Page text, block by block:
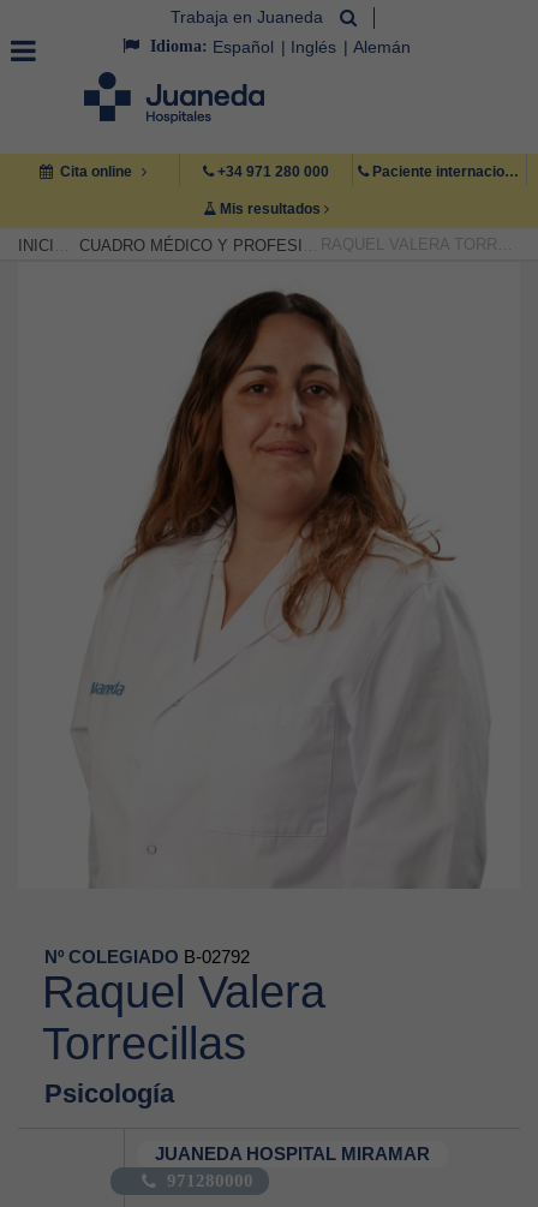
Trabaja en Juaneda
Idioma: Español Inglés Alemán
Cita online +34 971 280 000 Paciente internacional +34 971 222 222
Mis resultados
INICIO CUADRO MÉDICO Y PROFESIONAL RAQUEL VALERA TORRECILLAS
Nº COLEGIADO B-02792
Raquel Valera
Torrecillas
Psicología
JUANEDA HOSPITAL MIRAMAR
971280000